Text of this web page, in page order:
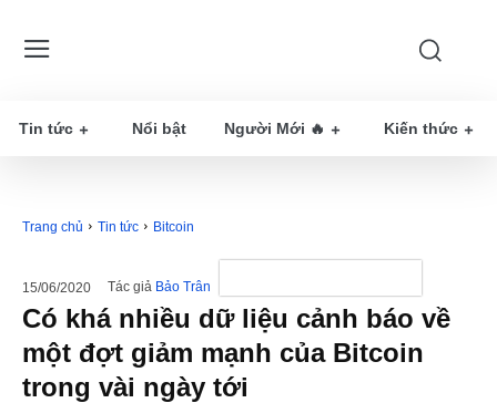
Tin tức Nổi bật Người Mới 🔥 Kiến thức
Trang chủ Tin tức Bitcoin
15/06/2020 Tác giả Bảo Trân
Có khá nhiều dữ liệu cảnh báo về
một đợt giảm mạnh của Bitcoin
trong vài ngày tới